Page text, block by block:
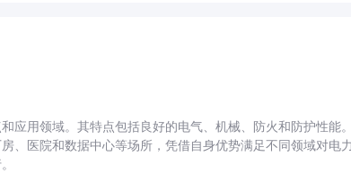
应用领域。其特点包括良好的电气、机械、防火和防护性能
、医院和数据中心等场所，凭借自身优势满足不同领域对电